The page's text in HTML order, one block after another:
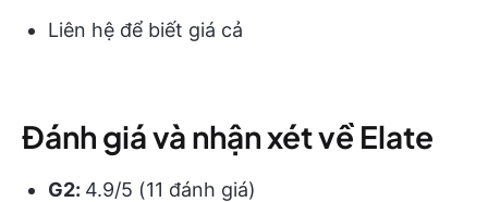
Liên hệ để biết giá cả
Đánh giá và nhận xét về Elate
G2: 4.9/5 (11 đánh giá)